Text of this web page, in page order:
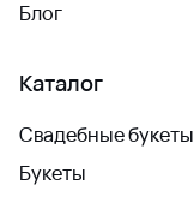
Блог
Каталог
Свадебные букеты
Букеты